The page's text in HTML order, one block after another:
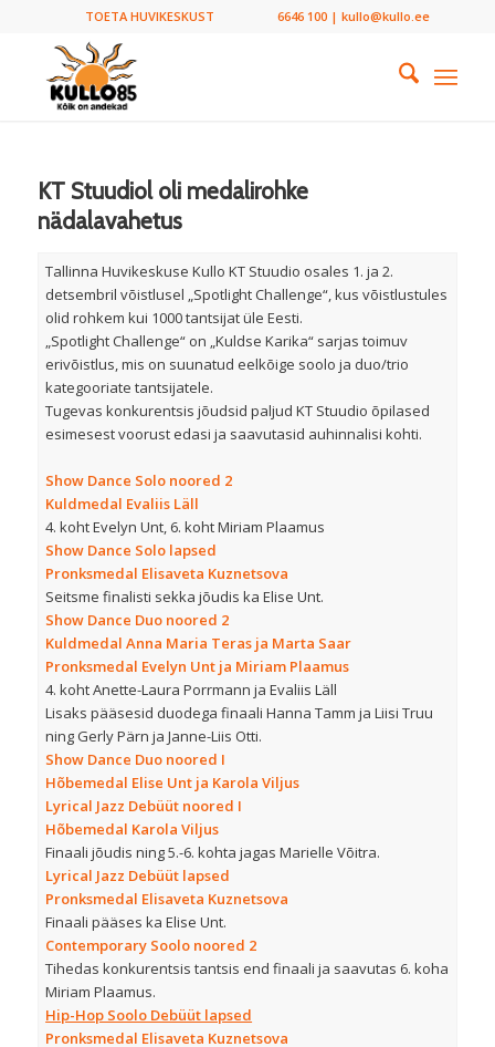
TOETA HUVIKESKUST 6646 100 | kullo@kullo.ee
KT Stuudiol oli medalirohke
nädalavahetus
Tallinna Huvikeskuse Kullo KT Stuudio osales 1. ja 2.
detsembril võistlusel „Spotlight Challenge“, kus võistlustules
olid rohkem kui 1000 tantsijat üle Eesti.
„Spotlight Challenge“ on „Kuldse Karika“ sarjas toimuv
erivõistlus, mis on suunatud eelkõige soolo ja duo/trio
kategooriate tantsijatele.
Tugevas konkurentsis jõudsid paljud KT Stuudio õpilased
esimesest voorust edasi ja saavutasid auhinnalisi kohti.
Show Dance Solo noored 2
Kuldmedal Evaliis Läll
4. koht Evelyn Unt, 6. koht Miriam Plaamus
Show Dance Solo lapsed
Pronksmedal Elisaveta Kuznetsova
Seitsme finalisti sekka jõudis ka Elise Unt.
Show Dance Duo noored 2
Kuldmedal Anna Maria Teras ja Marta Saar
Pronksmedal Evelyn Unt ja Miriam Plaamus
4. koht Anette-Laura Porrmann ja Evaliis Läll
Lisaks pääsesid duodega finaali Hanna Tamm ja Liisi Truu
ning Gerly Pärn ja Janne-Liis Otti.
Show Dance Duo noored I
Hõbemedal Elise Unt ja Karola Viljus
Lyrical Jazz Debüüt noored I
Hõbemedal Karola Viljus
Finaali jõudis ning 5.-6. kohta jagas Marielle Võitra.
Lyrical Jazz Debüüt lapsed
Pronksmedal Elisaveta Kuznetsova
Finaali pääses ka Elise Unt.
Contemporary Soolo noored 2
Tihedas konkurentsis tantsis end finaali ja saavutas 6. koha
Miriam Plaamus.
Hip-Hop Soolo Debüüt lapsed
Pronksmedal Elisaveta Kuznetsova